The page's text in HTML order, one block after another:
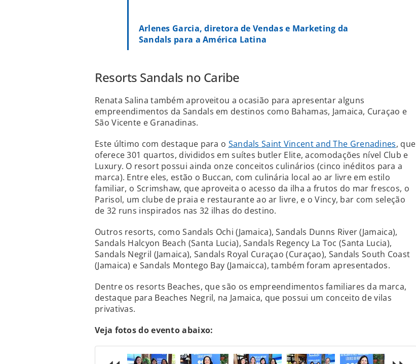
Arlenes Garcia, diretora de Vendas e Marketing da
Sandals para a América Latina
Resorts Sandals no Caribe
Renata Salina também aproveitou a ocasião para apresentar alguns
empreendimentos da Sandals em destinos como Bahamas, Jamaica, Curaçao e
São Vicente e Granadinas.
Este último com destaque para o Sandals Saint Vincent and The Grenadines, que
oferece 301 quartos, divididos em suítes butler Elite, acomodações nível Club e
Luxury. O resort possui ainda onze conceitos culinários (cinco inéditos para a
marca). Entre eles, estão o Buccan, com culinária local ao ar livre em estilo
familiar, o Scrimshaw, que aproveita o acesso da ilha a frutos do mar frescos, o
Parisol, um clube de praia e restaurante ao ar livre, e o Vincy, bar com seleção
de 32 runs inspirados nas 32 ilhas do destino.
Outros resorts, como Sandals Ochi (Jamaica), Sandals Dunns River (Jamaica),
Sandals Halcyon Beach (Santa Lucia), Sandals Regency La Toc (Santa Lucia),
Sandals Negril (Jamaica), Sandals Royal Curaçao (Curaçao), Sandals South Coast
(Jamaica) e Sandals Montego Bay (Jamaicca), também foram apresentados.
Dentre os resorts Beaches, que são os empreendimentos familiares da marca,
destaque para Beaches Negril, na Jamaica, que possui um conceito de vilas
privativas.
Veja fotos do evento abaixo: